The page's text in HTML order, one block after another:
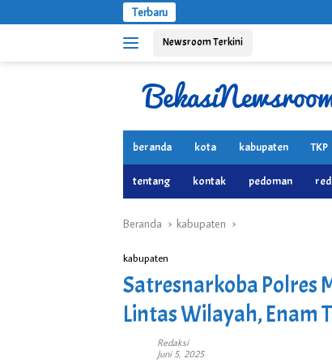
ke
Terbaru
Newsroom Terkini
beranda kota kabupaten TKP
tentang kontak pedoman
Beranda kabupaten
kabupaten
Satresnarkoba Polres
Lintas Wilayah, Enam
Redaksi
Juni 5, 2025